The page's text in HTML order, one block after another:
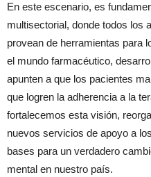
En este escenario, es
multisectorial, donde todos los
provean de herramientas para
el mundo farmacéutico,
apunten a que los pacientes
que logren la adherencia a la
fortalecemos esta visión,
nuevos servicios de apoyo a
bases para un verdadero
mental en nuestro país.